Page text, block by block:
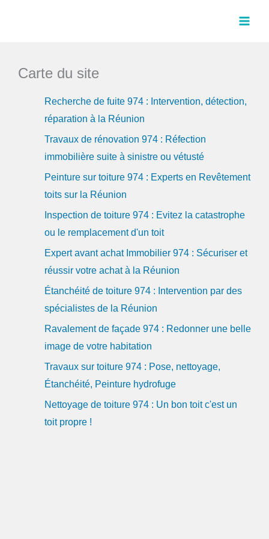
Carte du site
Recherche de fuite 974 : Intervention, détection,
réparation à la Réunion
Travaux de rénovation 974 : Réfection
immobilière suite à sinistre ou vétusté
Peinture sur toiture 974 : Experts en Revêtement
toits sur la Réunion
Inspection de toiture 974 : Evitez la catastrophe
ou le remplacement d'un toit
Expert avant achat Immobilier 974 : Sécuriser et
réussir votre achat à la Réunion
Étanchéité de toiture 974 : Intervention par des
spécialistes de la Réunion
Ravalement de façade 974 : Redonner une belle
image de votre habitation
Travaux sur toiture 974 : Pose, nettoyage,
Étanchéité, Peinture hydrofuge
Nettoyage de toiture 974 : Un bon toit c'est un
toit propre !